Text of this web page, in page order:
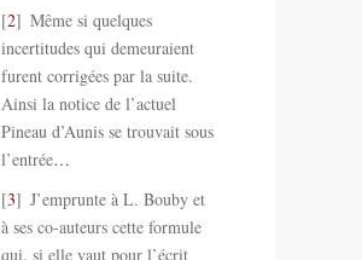
2
Même si quelques
incertitudes qui demeuraient
furent corrigées par la suite.
Ainsi la notice de l’actuel
Pineau d’Aunis se trouvait sous
l’entrée…
3
J’emprunte à L. Bouby et
à ses co-auteurs cette formule
qui, si elle vaut pour l’écrit